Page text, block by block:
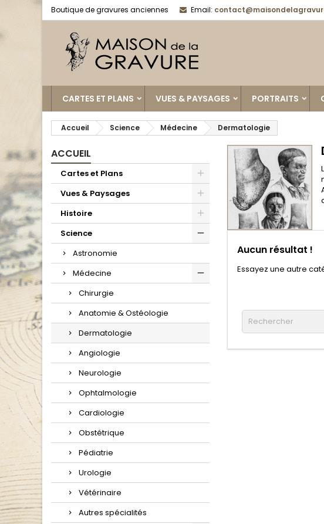
Boutique de gravures anciennes Email:
CARTES ET PLANS VUES & PAYSAGES PORTRAITS
Accueil Science Médecine Dermatologie
ACCUEIL
Cartes et Plans
Vues & Paysages
Histoire
Science
Astronomie
Médecine
Chirurgie
Anatomie & Ostéologie
Dermatologie
Angiologie
Neurologie
Ophtalmologie
Cardiologie
Obstétrique
Pédiatrie
Urologie
Vétérinaire
Autres spécialités
Aucun résultat !
Essayez une autre